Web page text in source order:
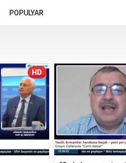
POPULYAR
HD